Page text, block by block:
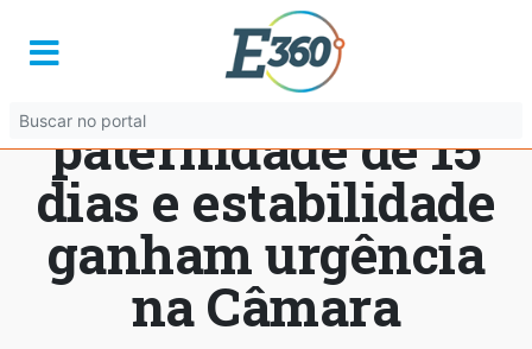
Avanço legislativo:
licença-
paternidade de 15
dias e estabilidade
ganham urgência
na Câmara